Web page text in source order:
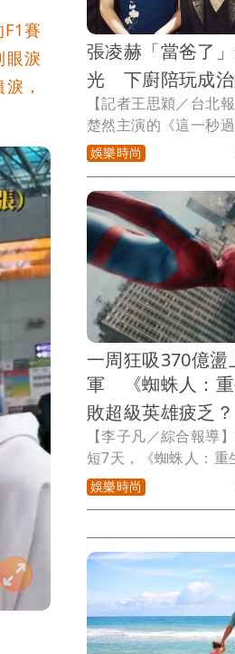
賽
眼淚
，
張凌赫「當爸了
光 下廚陪玩成治
【記者王思穎／台北
楚然主演的《這一秒
官方也釋出婚禮照及
甜蜜互動讓觀眾嗑翻
帶著妻兒拍下全家福
星玩耍，加上他飾演
顧家，讓他成功轉戰
批粉絲。
娛樂時尚
一周狂吸370億
軍 《蜘蛛人：重
敗超級英雄疲乏？
【李子凡／綜合報導
短7天，《蜘蛛人：
Man: Brand New
動員5》，以11.55億
年陷入低潮的超級英
強心針。
娛樂時尚